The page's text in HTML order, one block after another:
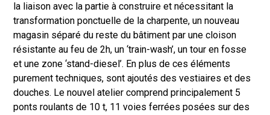
la liaison avec la partie à construire et nécessitant la
transformation ponctuelle de la charpente, un nouveau
magasin séparé du reste du bâtiment par une cloison
résistante au feu de 2h, un ‘train-wash’, un tour en fosse
et une zone ‘stand-diesel’. En plus de ces éléments
purement techniques, sont ajoutés des vestiaires et des
douches. Le nouvel atelier comprend principalement 5
ponts roulants de 10 t, 11 voies ferrées posées sur des